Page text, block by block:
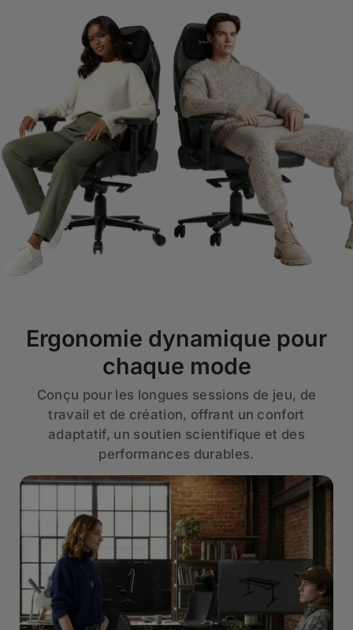
Ergonomie dynamique pour
chaque mode
Conçu pour les longues sessions de jeu, de
travail et de création, offrant un confort
adaptatif, un soutien scientifique et des
performances durables.